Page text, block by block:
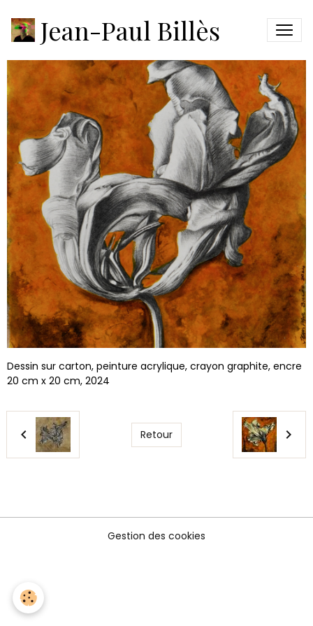
Jean-Paul Billès
FLORE #2
Dessin sur carton, peinture acrylique, crayon graphite, encre
20 cm x 20 cm, 2024
Retour
Gestion des cookies